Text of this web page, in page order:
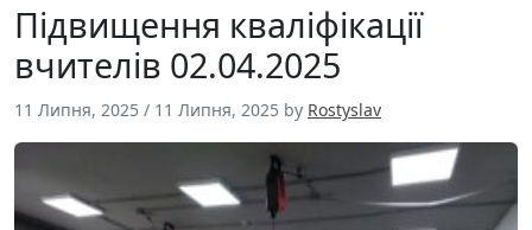
Підвищення кваліфікації
вчителів 02.04.2025
11 Липня, 2025 / 11 Липня, 2025 by Rostyslav